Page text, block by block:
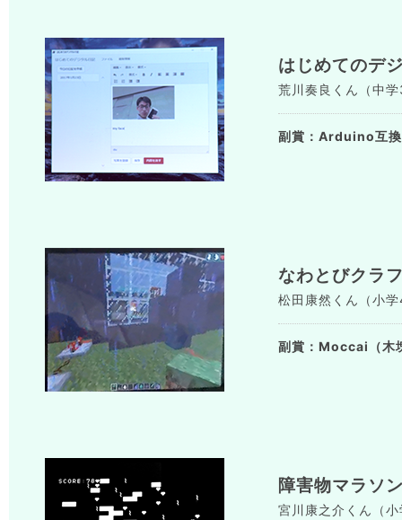
はじめてのデ
荒川奏良くん（中
副賞：Arduino互
なわとびクラ
松田康然くん（小
副賞：Moccai（木
障害物マラソ
宮川康之介くん（